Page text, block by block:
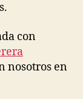
con
nosotros en